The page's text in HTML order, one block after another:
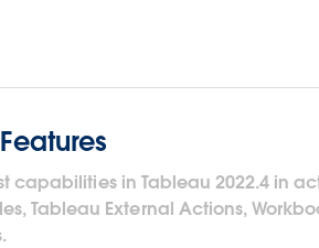
capabilities in Tableau 2022.4 in
Tableau External Actions,